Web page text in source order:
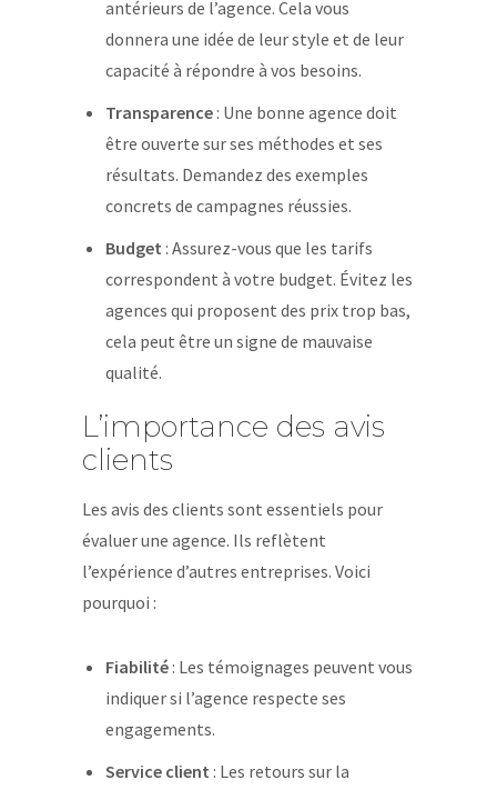
antérieurs de l’agence. Cela vous
donnera une idée de leur style et de leur
capacité à répondre à vos besoins.
Transparence: Une bonne agence doit
être ouverte sur ses méthodes et ses
résultats. Demandez des exemples
concrets de campagnes réussies.
Budget : Assurez-vous que les tarifs
correspondent à votre budget. Évitez les
agences qui proposent des prix trop bas,
cela peut être un signe de mauvaise
qualité.
L’importance des avis
clients
Les avis des clients sont essentiels pour
évaluer une agence. Ils reflètent
l’expérience d’autres entreprises. Voici
pourquoi :
Fiabilité: Les témoignages peuvent vous
indiquer si l’agence respecte ses
engagements.
Service client : Les retours sur la